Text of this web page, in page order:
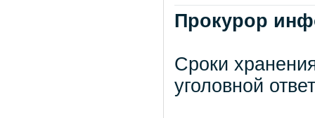
Прокурор
Сроки
уголовной